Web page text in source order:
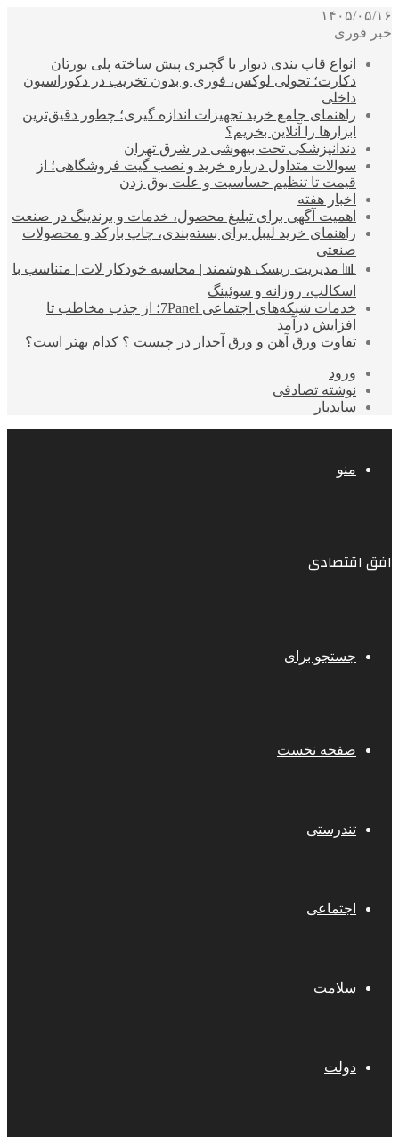
۱۴۰۵/۰۵/۱۶
خبر فوری
انواع قاب بندی دیوار با گچبری پیش ساخته پلی یورتان
دکارت؛ تحولی لوکس، فوری و بدون تخریب در دکوراسیون
داخلی
راهنمای جامع خرید تجهیزات اندازه گیری؛ چطور دقیق‌ترین
ابزارها را آنلاین بخریم؟
دندانپزشکی تحت بیهوشی در شرق تهران
سوالات متداول درباره خرید و نصب گیت فروشگاهی؛ از
قیمت تا تنظیم حساسیت و علت بوق زدن
اخبار هفته
اهمیت آگهی برای تبلیغ محصول، خدمات و برندینگ در صنعت
راهنمای خرید لیبل برای بسته‌بندی، چاپ بارکد و محصولات
صنعتی
📊 مدیریت ریسک هوشمند | محاسبه خودکار لات | متناسب با
اسکالپ، روزانه و سوئینگ
خدمات شبکه‌های اجتماعی 7Panel؛ از جذب مخاطب تا
افزایش درآمد
تفاوت ورق آهن و ورق آجدار در چیست ؟ کدام بهتر است؟
ورود
نوشته تصادفی
سایدبار
منو
افق اقتصادی
جستجو برای
صفحه نخست
تندرستی
اجتماعی
سلامت
دولت